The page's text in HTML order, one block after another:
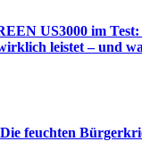
US3000 im Test:
leistet – und
feuchten